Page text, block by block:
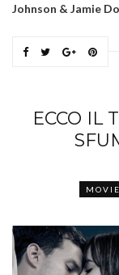
Johnson & Jamie
ECCO IL